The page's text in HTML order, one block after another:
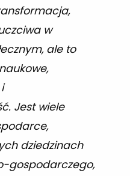
w
ale to
Jest wiele
dziedzinach
gospodarczego,